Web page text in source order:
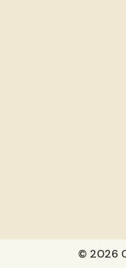
© 2026